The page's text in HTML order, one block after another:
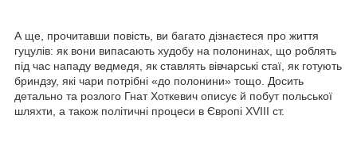
А ще, прочитавши повість, ви багато дізнаєтеся про життя
гуцулів: як вони випасають худобу на полонинах, що роблять
під час нападу ведмедя, як ставлять вівчарські стаї, як готують
бриндзу, які чари потрібні «до полонини» тощо. Досить
детально та розлого Гнат Хоткевич описує й побут польської
шляхти, а також політичні процеси в Європі XVIII ст.